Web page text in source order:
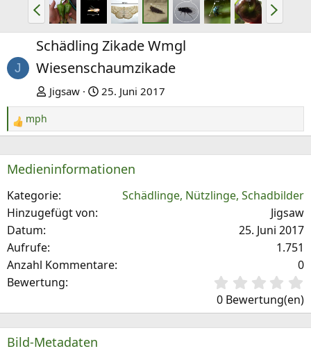
V
o
r
e
r
i
g
N
ä
e
J
Schädling Zikade Wmgl
Wiesenschaumzikade
Jigsaw 25. Juni 2017
R
e
a
k
i
o
n
e
n
:
mph
Medieninformationen
Kategorie
Schädlinge, Nützlinge, Schadbilder
Hinzugefügt von
Jigsaw
Datum
25. Juni 2017
Aufrufe
1.751
Anzahl Kommentare
0
Bewertung
0
S
0 Bewertung(en)
Bild-Metadaten